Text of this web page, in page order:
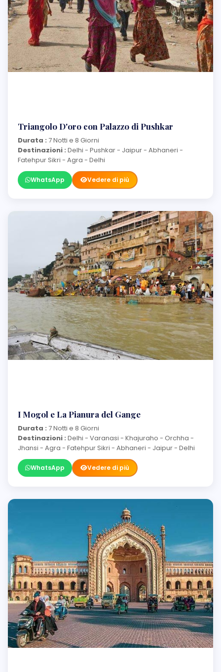
Triangolo D'oro con Palazzo di Pushkar
Durata : 7 Notti e 8 Giorni
Destinazioni : Delhi - Pushkar - Jaipur - Abhaneri -
Fatehpur Sikri - Agra - Delhi
WhatsApp Vedere di più
I Mogol e La Pianura del Gange
Durata : 7 Notti e 8 Giorni
Destinazioni : Delhi - Varanasi - Khajuraho - Orchha -
Jhansi - Agra - Fatehpur Sikri - Abhaneri - Jaipur - Delhi
WhatsApp Vedere di più